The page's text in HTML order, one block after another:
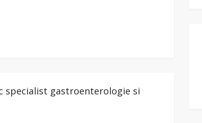
specialist gastroenterologie si